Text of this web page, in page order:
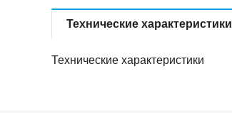
Технические характеристики
Технические характеристики